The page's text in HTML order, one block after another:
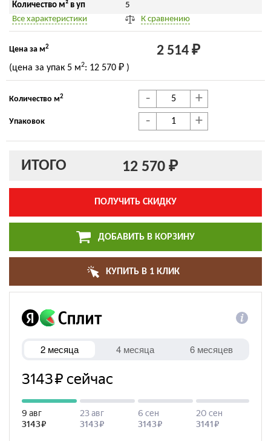
Количество м² в уп
5
Все характеристики
К сравнению
Цена за м2 2 514 ₽
(цена за упак 5 м2: 12 570 ₽ )
Количество м2 - +
Упаковок - +
ИТОГО 12 570 ₽
ПОЛУЧИТЬ СКИДКУ
ДОБАВИТЬ В КОРЗИНУ
КУПИТЬ В 1 КЛИК